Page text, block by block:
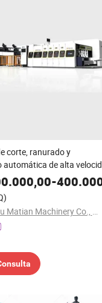
corte, ranurado y
automática de alta
computarizada para
de cartones
-
Guangzhou Matian Machinery Co., Ltd.